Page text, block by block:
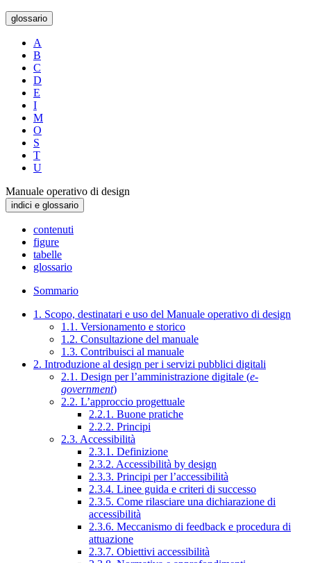
glossario
A
B
C
D
E
I
M
O
S
T
U
Manuale operativo di design
indici e glossario
contenuti
figure
tabelle
glossario
Sommario
1. Scopo, destinatari e uso del Manuale operativo di design
1.1. Versionamento e storico
1.2. Consultazione del manuale
1.3. Contribuisci al manuale
2. Introduzione al design per i servizi pubblici digitali
2.1. Design per l’amministrazione digitale (e-
government)
2.2. L’approccio progettuale
2.2.1. Buone pratiche
2.2.2. Principi
2.3. Accessibilità
2.3.1. Definizione
2.3.2. Accessibilità by design
2.3.3. Principi per l’accessibilità
2.3.4. Linee guida e criteri di successo
2.3.5. Come rilasciare una dichiarazione di
accessibilità
2.3.6. Meccanismo di feedback e procedura di
attuazione
2.3.7. Obiettivi accessibilità